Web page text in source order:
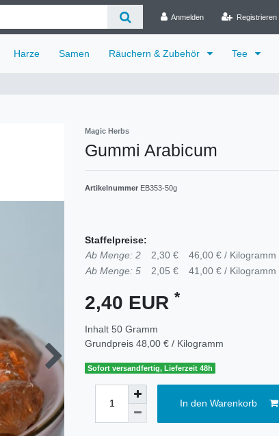
Anmelden Registrieren
Harze Samen Räuchern & Zubehör Tee
Magic Herbs
Gummi Arabicum
Artikelnummer EB353-50g
Staffelpreise:
Ab Menge: 2
2,30 €
46,00 € / Kilogramm
Ab Menge: 5
2,05 € 41,00 € / Kilogramm
2,40 EUR *
Inhalt 50 Gramm
Grundpreis 48,00 € / Kilogramm
Sofort versandfertig, Lieferzeit 48h
In den Warenkorb